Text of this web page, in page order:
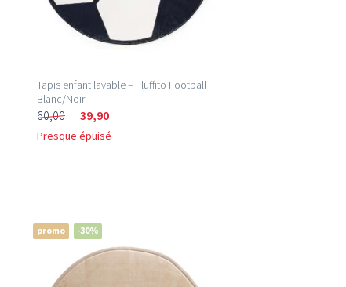
Tapis enfant lavable – Fluffito Football
Blanc/Noir
60,00 39,90
Presque épuisé
promo -30%